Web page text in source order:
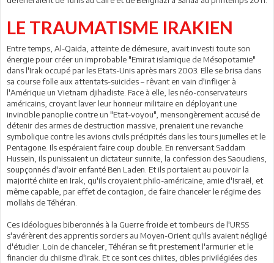
LE TRAUMATISME IRAKIEN
Entre temps, Al-Qaida, atteinte de démesure, avait investi toute son
énergie pour créer un improbable "Emirat islamique de Mésopotamie"
dans l'Irak occupé par les Etats-Unis après mars 2003. Elle se brisa dans
sa course folle aux attentats-suicides – rêvant en vain d'infliger à
l'Amérique un Vietnam djihadiste. Face à elle, les néo-conservateurs
américains, croyant laver leur honneur militaire en déployant une
invincible panoplie contre un "Etat-voyou", mensongèrement accusé de
détenir des armes de destruction massive, prenaient une revanche
symbolique contre les avions civils précipités dans les tours jumelles et le
Pentagone. Ils espéraient faire coup double. En renversant Saddam
Hussein, ils punissaient un dictateur sunnite, la confession des Saoudiens,
soupçonnés d'avoir enfanté Ben Laden. Et ils portaient au pouvoir la
majorité chiite en Irak, qu'ils croyaient philo-américaine, amie d'Israël, et
même capable, par effet de contagion, de faire chanceler le régime des
mollahs de Téhéran.
Ces idéologues biberonnés à la Guerre froide et tombeurs de l'URSS
s'avérèrent des apprentis sorciers au Moyen-Orient qu'ils avaient négligé
d'étudier. Loin de chanceler, Téhéran se fit prestement l'armurier et le
financier du chiisme d'Irak. Et ce sont ces chiites, cibles privilégiées des